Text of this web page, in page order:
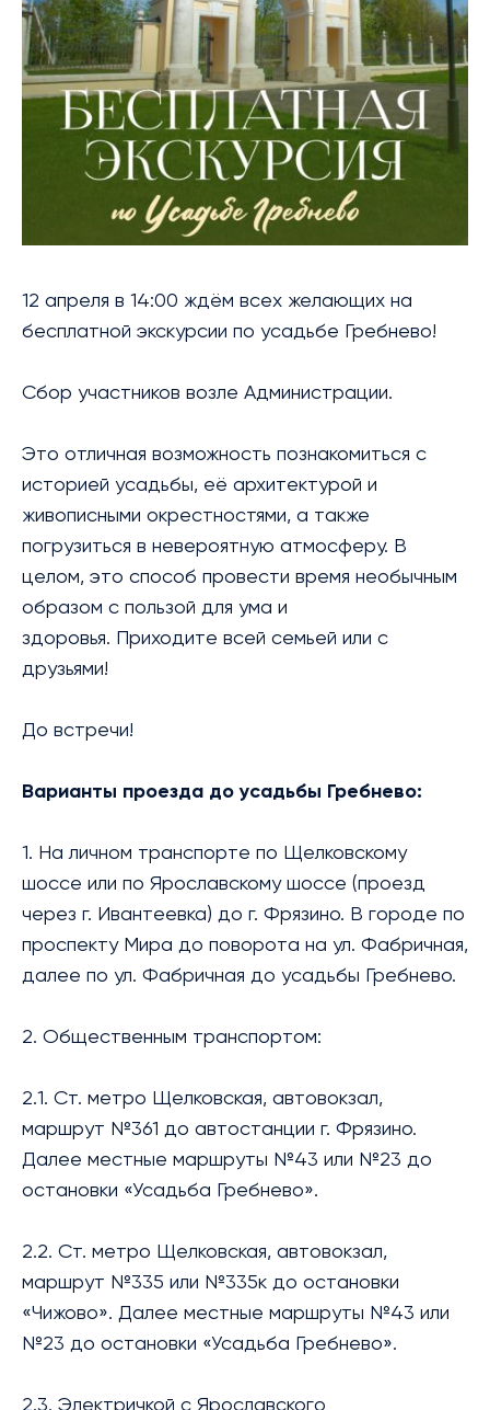
БИБЛИОТЕКА
МЕРОПРИЯТИЯ
УСЛУГИ
БЛАГОТВОРИТЕЛЬНОСТЬ
КОНТАКТЫ
12 апреля в 14:00 ждём всех желающих на
бесплатной экскурсии по усадьбе Гребнево!
Сбор участников возле Администрации.
Это отличная возможность познакомиться с
историей усадьбы, её архитектурой и
живописными окрестностями, а также
погрузиться в невероятную атмосферу. В
целом, это способ провести время необычным
образом с пользой для ума и
здоровья. Приходите всей семьей или с
друзьями!
До встречи!
Варианты проезда до усадьбы Гребнево:
1. На личном транспорте по Щелковскому
шоссе или по Ярославскому шоссе (проезд
через г. Ивантеевка) до г. Фрязино. В городе по
проспекту Мира до поворота на ул. Фабричная,
далее по ул. Фабричная до усадьбы Гребнево.
2. Общественным транспортом:
2.1. Ст. метро Щелковская, автовокзал,
маршрут №361 до автостанции г. Фрязино.
Далее местные маршруты №43 или №23 до
остановки «Усадьба Гребнево».
2.2. Ст. метро Щелковская, автовокзал,
маршрут №335 или №335к до остановки
«Чижово». Далее местные маршруты №43 или
№23 до остановки «Усадьба Гребнево».
2.3. Электричкой с Ярославского